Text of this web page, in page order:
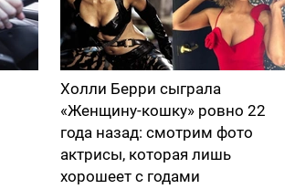
Холли Берри сыграла
«Женщину-кошку» ровно 22
года назад: смотрим фото
актрисы, которая лишь
хорошеет с годами